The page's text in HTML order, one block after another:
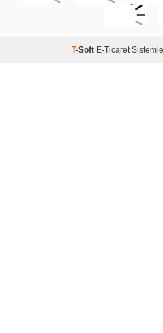
T-Soft E-Ticaret